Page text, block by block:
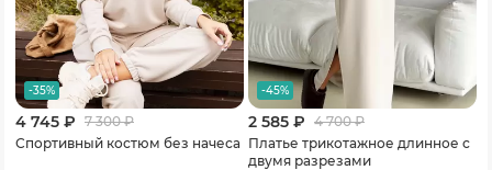
-35%
4 745 ₽ 7 300₽
Спортивный костюм без начеса
-45%
2 585 ₽ 4 700₽
Платье трикотажное длинное с
двумя разрезами